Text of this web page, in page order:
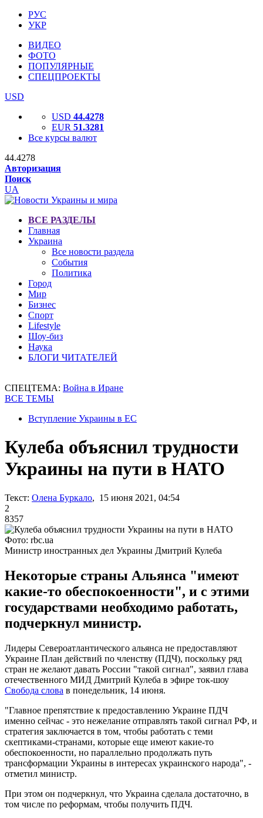
РУС
УКР
ВИДЕО
ФОТО
ПОПУЛЯРНЫЕ
СПЕЦПРОЕКТЫ
USD
USD 44.4278
EUR 51.3281
Все курсы валют
44.4278
Авторизация
Поиск
UA
ВСЕ РАЗДЕЛЫ
Главная
Украина
Все новости раздела
События
Политика
Город
Мир
Бизнес
Спорт
Lifestyle
Шоу-биз
Наука
БЛОГИ ЧИТАТЕЛЕЙ
СПЕЦТЕМА: Война в Иране
ВСЕ ТЕМЫ
Вступление Украины в ЕС
Кулеба объяснил трудности
Украины на пути в НАТО
Текст: Олена Буркало, 15 июня 2021, 04:54
2
8357
Фото: rbc.ua
Министр иностранных дел Украины Дмитрий Кулеба
Некоторые страны Альянса "имеют
какие-то обеспокоенности", и с этими
государствами необходимо работать,
подчеркнул министр.
Лидеры Североатлантического альянса не предоставляют
Украине План действий по членству (ПДЧ), поскольку ряд
стран не желают давать России "такой сигнал", заявил глава
отечественного МИД Дмитрий Кулеба в эфире ток-шоу
Свобода слова в понедельник, 14 июня.
"Главное препятствие к предоставлению Украине ПДЧ
именно сейчас - это нежелание отправлять такой сигнал РФ, и
стратегия заключается в том, чтобы работать с теми
скептиками-странами, которые еще имеют какие-то
обеспокоенности, но параллельно продолжать путь
трансформации Украины в интересах украинского народа", -
отметил министр.
При этом он подчеркнул, что Украина сделала достаточно, в
том числе по реформам, чтобы получить ПДЧ.